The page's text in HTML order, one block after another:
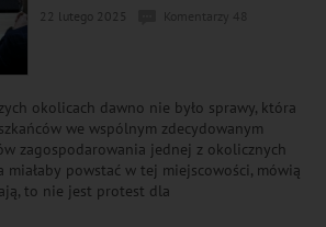
22 lutego 2025
okolicach dawno nie było sprawy, która
we wspólnym zdecydowanym
zagospodarowania jednej z okolicznych
miałaby powstać w tej miejscowości, mówią
to nie jest protest dla